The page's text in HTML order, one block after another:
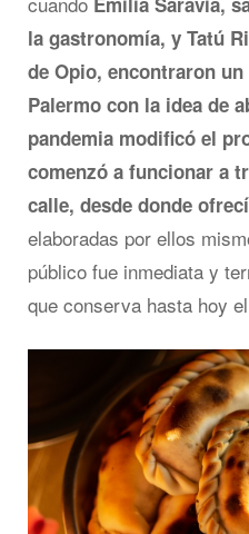
la gastronomía, y Tatú
de Opio, encontraron
Palermo con la idea de
pandemia modificó el
comenzó a funcionar a
calle, desde donde
elaboradas por ellos
público fue inmediata y
que conserva hasta hoy